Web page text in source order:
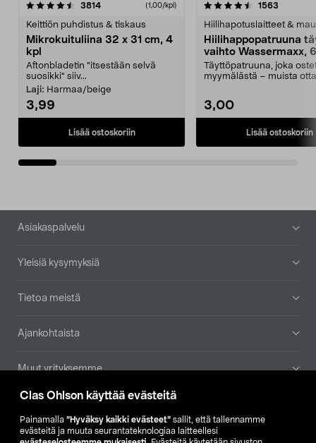
Clas Ohlson käyttää evästeitä
Painamalla ”Hyväksy kaikki evästeet” sallit, että tallennamme
evästeitä ja muuta seurantateknologiaa laitteellesi
3814arvostelut (1,00/kpl)
Keittiön puhdistus & tiskaus
Mikrokuituliina 32 x 31 cm, 4
kpl
Aftonbladetin "itsestään selvä
suosikki" siiv...
Laji: Harmaa/beige
3,99
Lisää ostoskoriin
4.5viidestä
1563
Hiilihapotuslaitteet &
Hiilihappopatruuna
vaihto Wassermaxx,
Täyttöpatruuna, joka
myymälästä – muista
3,00
Lisää ostoskoriin
4.5viidestä
Alatunniste
Asiakaspalvelu
Yleisiä kysymyksiä
Tietoa meistä
Ajankohtaista
Muut yrityksemme
Etsi myymälä
SE NO FI